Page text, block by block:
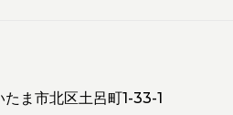
ま市北区土呂町1-33-1